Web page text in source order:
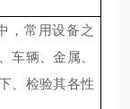
，常用设备之
车辆、金属、
、检验其各性